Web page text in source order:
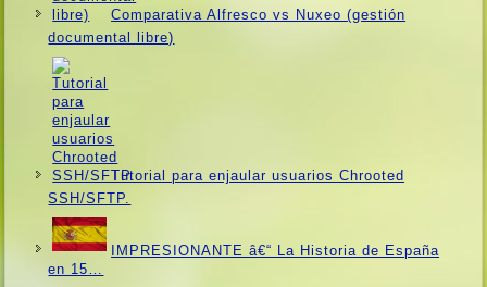
Comparativa Alfresco vs Nuxeo (gestión
documental libre)
Tutorial para enjaular usuarios Chrooted
SSH/SFTP.
IMPRESIONANTE â€“ La Historia de España
en 15…